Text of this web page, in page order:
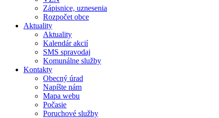
Zápisnice, uznesenia
Rozpočet obce
Aktuality
Aktuality
Kalendár akcií
SMS spravodaj
Komunálne služby
Kontakty
Obecný úrad
Napíšte nám
Mapa webu
Počasie
Poruchové služby